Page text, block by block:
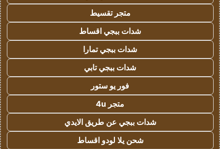
متجر تقسيط
شدات ببجي اقساط
شدات ببجي تمارا
شدات ببجي تابي
فور يو ستور
متجر 4u
شدات ببجي عن طريق الايدي
شحن يلا لودو اقساط